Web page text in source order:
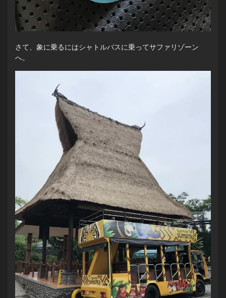
さて、象に乗るにはシャトルバスに乗ってサファリゾーン
へ。